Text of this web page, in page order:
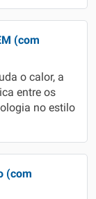
(com
o calor, a
entre os
no estilo
(com